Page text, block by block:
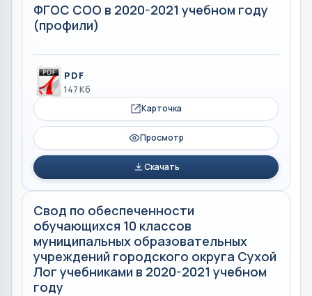
ФГОС СОО в 2020-2021 учебном году
(профили)
PDF
147 Кб
Карточка
Просмотр
Скачать
Свод по обеспеченности
обучающихся 10 классов
муниципальных образовательных
учреждений городского округа Сухой
Лог учебниками в 2020-2021 учебном
году